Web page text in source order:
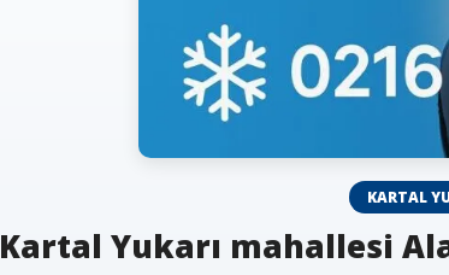
KARTAL
Kartal Yukarı mahallesi